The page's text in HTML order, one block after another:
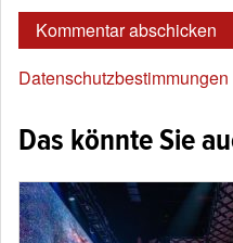
Datenschutzbestimmungen
Das könnte Sie